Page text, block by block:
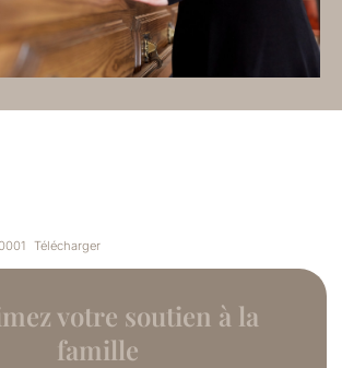
Télécharger
votre soutien à la
famille